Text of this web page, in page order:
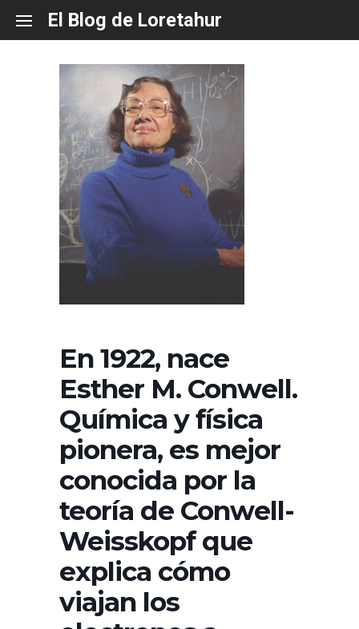
content
El Blog de Loretahur
En 1922, nace
Esther M. Conwell.
Química y física
pionera, es mejor
conocida por la
teoría de Conwell-
Weisskopf que
explica cómo
viajan los